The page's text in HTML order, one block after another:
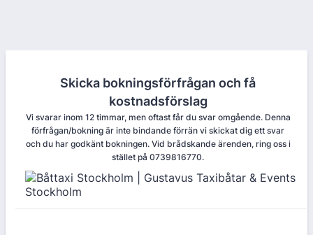
Skicka bokningsförfrågan och få
kostnadsförslag
Vi svarar inom 12 timmar, men oftast får du svar omgående. Denna
förfrågan/bokning är inte bindande förrän vi skickat dig ett svar
och du har godkänt bokningen. Vid brådskande ärenden, ring oss i
stället på 0739816770.